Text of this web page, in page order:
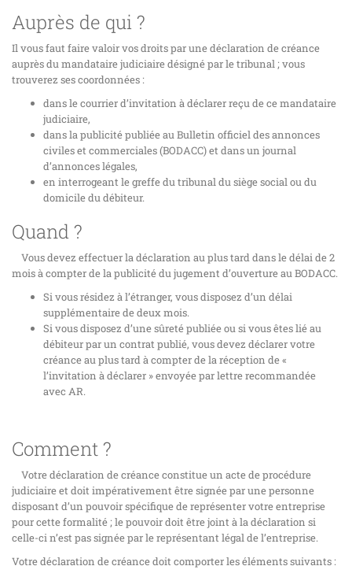
Auprès de qui ?
Il vous faut faire valoir vos droits par une déclaration de créance
auprès du mandataire judiciaire désigné par le tribunal ; vous
trouverez ses coordonnées :
dans le courrier d’invitation à déclarer reçu de ce mandataire
judiciaire,
dans la publicité publiée au Bulletin officiel des annonces
civiles et commerciales (BODACC) et dans un journal
d’annonces légales,
en interrogeant le greffe du tribunal du siège social ou du
domicile du débiteur.
Quand ?
Vous devez effectuer la déclaration au plus tard dans le délai de 2
mois à compter de la publicité du jugement d’ouverture au BODACC.
Si vous résidez à l’étranger, vous disposez d’un délai
supplémentaire de deux mois.
Si vous disposez d’une sûreté publiée ou si vous êtes lié au
débiteur par un contrat publié, vous devez déclarer votre
créance au plus tard à compter de la réception de «
l’invitation à déclarer » envoyée par lettre recommandée
avec AR.
Comment ?
Votre déclaration de créance constitue un acte de procédure
judiciaire et doit impérativement être signée par une personne
disposant d’un pouvoir spécifique de représenter votre entreprise
pour cette formalité ; le pouvoir doit être joint à la déclaration si
celle-ci n’est pas signée par le représentant légal de l’entreprise.
Votre déclaration de créance doit comporter les éléments suivants :